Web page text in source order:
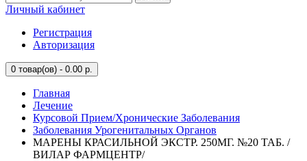
Личный кабинет
Регистрация
Авторизация
0 товар(ов) - 0.00 р.
Главная
Лечение
Курсовой Прием/Хронические Заболевания
Заболевания Урогенитальных Органов
МАРЕНЫ КРАСИЛЬНОЙ ЭКСТР. 250МГ. №20 ТАБ. /
ВИЛАР ФАРМЦЕНТР/